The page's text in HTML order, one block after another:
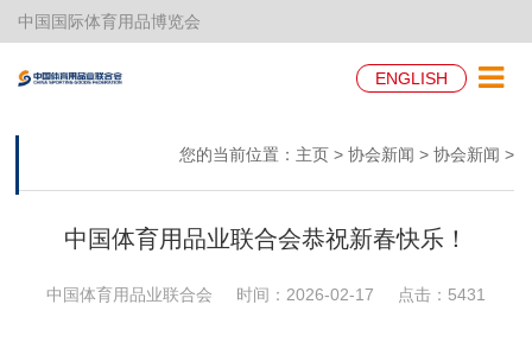
中国国际体育用品博览会
ENGLISH
您的当前位置： 主页 > 协会新闻 > 协会新闻 >
中国体育用品业联合会恭祝新春快乐！
中国体育用品业联合会 时间：2026-02-17 点击： 5431